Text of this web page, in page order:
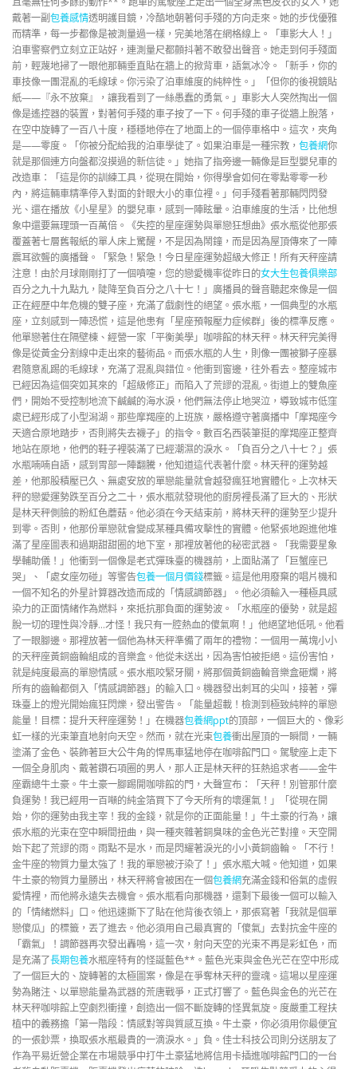
戴著一副包養感情透明護目鏡，冷酷地朝著何手殘的方向走來。她的步伐優雅
而精準，每一步都像是被測量過一樣，完美地落在網格線上。「車影大人！」
泊車警察們立刻立正站好，連測量尺都顫抖著不敢發出聲音。她走到何手殘面
前，輕蔑地掃了一眼他那輛垂直貼在牆上的掀背車，語氣冰冷。「新手，你的
車技像一團混亂的毛線球。你污染了泊車維度的純粹性。」「但你的後視鏡貼
紙——『永不放棄』，讓我看到了一絲愚蠢的勇氣。」車影大人突然掏出一個
像是遙控器的裝置，對著何手殘的車子按了一下。何手殘的車子從牆上脫落，
在空中旋轉了一百八十度，穩穩地停在了地面上的一個停車格中。這次，夾角
是——零度。「你被分配給我的泊車學徒了。如果泊車是一種宗教， 包養網你
就是那個連方向盤都沒摸過的新信徒。」她指了指旁邊一輛像是巨型嬰兒車的
改造車：「這是你的訓練工具，從現在開始，你得學會如何在零點零零一秒
內，將這輛車精準停入對面的針眼大小的車位裡。」何手殘看著那輛閃閃發
光、還在播放《小星星》的嬰兒車，感到一陣眩暈。泊車維度的生活，比他想
象中還要無理頭一百萬倍。《失控的星座運勢與單戀狂想曲》張水瓶從他那張
覆蓋著七層舊報紙的單人床上驚醒，不是因為鬧鐘，而是因為屋頂傳來了一陣
震耳欲聾的廣播聲。「緊急！緊急！今日星座運勢超級大修正！所有天秤座請
注意！由於月球剛剛打了一個噴嚏，您的戀愛機率從昨日的女大生包養俱樂部
百分之九十九點九，陡降至負百分之八十七！」廣播員的聲音聽起來像是一個
正在經歷中年危機的雙子座，充滿了戲劇性的絕望。張水瓶，一個典型的水瓶
座，立刻感到一陣恐慌，這是他患有「星座預報壓力症候群」後的標準反應。
他單戀著住在隔壁棟、經營一家「平衡美學」咖啡館的林天秤。林天秤完美得
像是從黃金分割線中走出來的藝術品。而張水瓶的人生，則像一團被獅子座暴
君隨意亂踢的毛線球，充滿了混亂與錯位。他衝到窗邊，往外看去。整座城市
已經因為這個突如其來的「超級修正」而陷入了荒謬的混亂。街道上的雙魚座
們，開始不受控制地流下鹹鹹的海水淚，他們無法停止地哭泣，導致城市低窪
處已經形成了小型潟湖。那些摩羯座的上班族，嚴格遵守著廣播中「摩羯座今
天適合原地踏步，否則將失去襪子」的指令。數百名西裝筆挺的摩羯座正整齊
地站在原地，他們的鞋子裡裝滿了已經潮濕的淚水。「負百分之八十七？」張
水瓶喃喃自語，感到胃部一陣翻騰，他知道這代表著什麼。林天秤的運勢越
差，他那股積壓已久、無處安放的單戀能量就會越發瘋狂地實體化。上次林天
秤的戀愛運勢跌至百分之二十，張水瓶就發現他的廚房裡長滿了巨大的、形狀
是林天秤側臉的粉紅色蘑菇。他必須在今天結束前，將林天秤的運勢至少提升
到零。否則，他那份單戀就會變成某種具備攻擊性的實體。他緊張地跑進他堆
滿了星座圖表和過期甜甜圈的地下室，那裡放著他的秘密武器。「我需要星象
學輔助儀！」他衝到一個像是老式彈珠臺的機器前，上面貼滿了「巨蟹座已
哭」、「處女座勿碰」等警告包養一個月價錢標籤。這是他用廢棄的唱片機和
一個不知名的外星計算器改造而成的「情感調節器」。他必須輸入一種極具感
染力的正面情緒作為燃料，來抵抗那負面的運勢波。「水瓶座的優勢，就是超
脫一切的理性與冷靜…才怪！我只有一腔熱血的傻氣啊！」他絕望地低吼。他看
了一眼腳邊。那裡放著一個他為林天秤準備了兩年的禮物：一個用一萬塊小小
的天秤座黃銅齒輪組成的音樂盒。他從未送出，因為害怕被拒絕。這份害怕，
就是純度最高的單戀情感。張水瓶咬緊牙關，將那個黃銅齒輪音樂盒砸爛，將
所有的齒輪都倒入「情感調節器」的輸入口。機器發出刺耳的尖叫，接著，彈
珠臺上的燈光開始瘋狂閃爍，發出警告。「能量超載！檢測到極致純粹的單戀
能量！目標：提升天秤座運勢！」在機器包養網ppt的頂部，一個巨大的、像彩
虹一樣的光束筆直地射向天空。然而，就在光束包養衝出屋頂的一瞬間，一輛
塗滿了金色、裝飾著巨大公牛角的悍馬車猛地停在咖啡館門口。駕駛座上走下
一個全身肌肉、戴著鑽石項圈的男人，那人正是林天秤的狂熱追求者——金牛
座霸總牛土豪。牛土豪一腳踢開咖啡館的門，大聲宣布：「天秤！別管那什麼
負運勢！我已經用一百噸的純金箔買下了今天所有的壞運氣！」「從現在開
始，你的運勢由我主宰！我的金錢，就是你的正面能量！」牛土豪的行為，讓
張水瓶的光束在空中瞬間扭曲，與一種夾雜著銅臭味的金色光芒對撞。天空開
始下起了荒謬的雨。雨點不是水，而是閃耀著淚光的小小黃銅齒輪。「不行！
金牛座的物質力量太強了！我的單戀被汙染了！」張水瓶大喊。他知道，如果
牛土豪的物質力量勝出，林天秤將會被困在一個包養網充滿金錢和俗氣的虛假
愛情裡，而他將永遠失去機會。張水瓶看向那機器，還剩下最後一個可以輸入
的「情緒燃料」口。他迅速撕下了貼在他背後衣領上，那張寫著「我就是個單
戀傻瓜」的標籤，丟了進去。他必須用自己最真實的「傻氣」去對抗金牛座的
「霸氣」！調節器再次發出轟鳴，這一次，射向天空的光束不再是彩虹色，而
是充滿了長期包養水瓶座特有的怪誕藍色**。藍色光束與金色光芒在空中形成
了一個巨大的、旋轉著的太極圖案，像是在爭奪林天秤的靈魂。這場以星座運
勢為賭注、以單戀能量為武器的荒唐戰爭，正式打響了。藍色與金色的光芒在
林天秤咖啡館上空劇烈衝撞，創造出一個不斷旋轉的怪異氣旋。度嚴重工程扶
植中的義務擔「第一階段：情感對等與質感互換。牛土豪，你必須用你最便宜
的一張鈔票，換取張水瓶最貴的一滴淚水。」負。佳士科技公司則分送朋友了
作為平易近營企業在市場競爭中打牛土豪猛地將信用卡插進咖啡館門口的一台